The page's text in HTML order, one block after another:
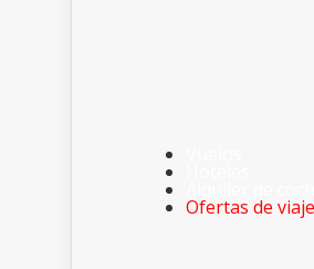
Ofertas de viaje